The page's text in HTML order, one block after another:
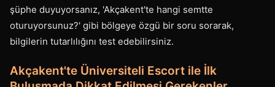
şüphe duyuyorsanız, 'Akçakent'te hangi semtte
oturuyorsunuz?' gibi bölgeye özgü bir soru sorarak,
bilgilerin tutarlılığını test edebilirsiniz.
Akçakent'te Üniversiteli Escort ile İlk